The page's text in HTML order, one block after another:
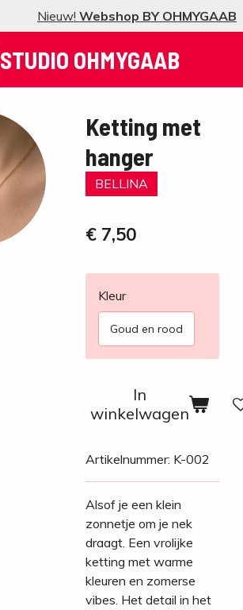
Nieuw! Webshop BY OHMYGAAB
STUDIO OHMYGAAB
Ketting met
hanger
BELLINA
€ 7,50
Kleur
Goud en rood
In
winkelwagen
Artikelnummer: K-002
Alsof je een klein
zonnetje om je nek
draagt. Een vrolijke
ketting met warme
kleuren en zomerse
vibes. Het detail in het